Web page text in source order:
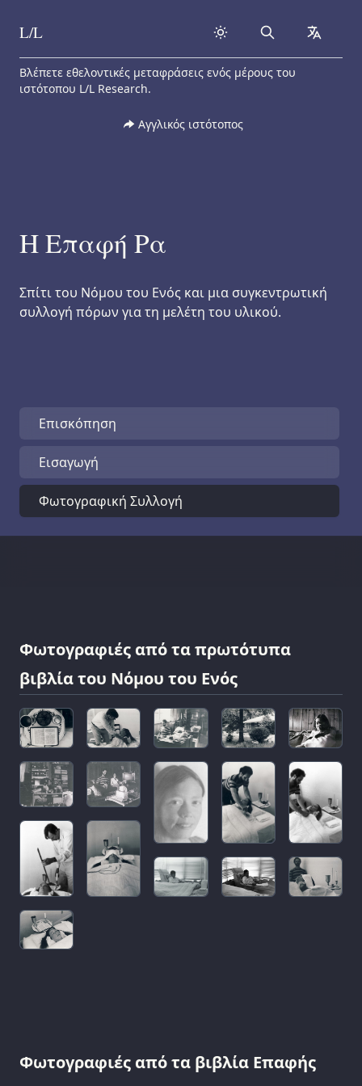
Skip to content
L/L Search
Βλέπετε εθελοντικές μεταφράσεις ενός μέρους του
ιστότοπου L/L Research.
Αγγλικός ιστότοπος
Η Επαφή Ρα
Σπίτι του Νόμου του Ενός και μια συγκεντρωτική
συλλογή πόρων για τη μελέτη του υλικού.
Επισκόπηση
Εισαγωγή
Φωτογραφική Συλλογή
Φωτογραφιές από τα πρωτότυπα
βιβλία του Νόμου του Ενός
Φωτογραφιές από τα βιβλία Επαφής